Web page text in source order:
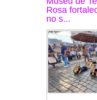
Rosa
no s...